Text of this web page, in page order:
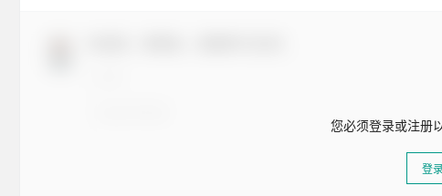
您必须登录或注册
登